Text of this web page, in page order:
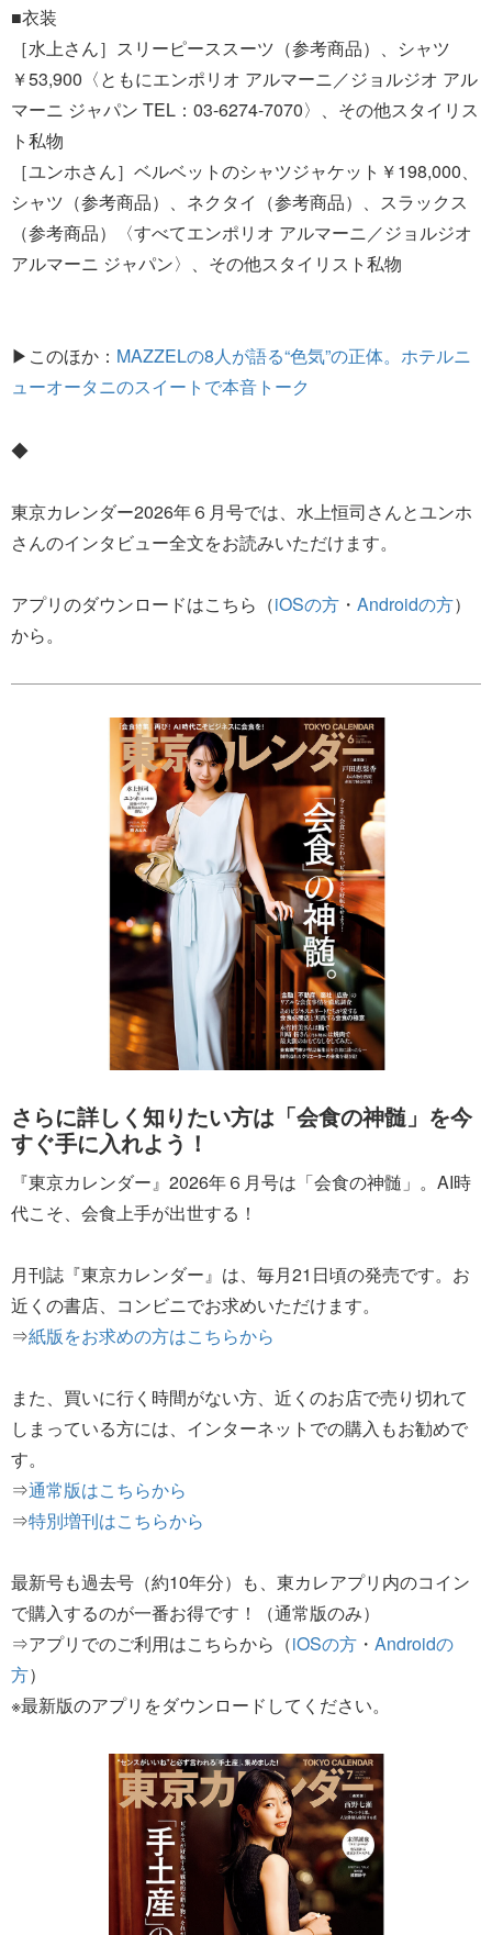
■衣装
［水上さん］スリーピーススーツ（参考商品）、シャツ
￥53,900〈ともにエンポリオ アルマーニ／ジョルジオ アル
マーニ ジャパン TEL：03-6274-7070〉、その他スタイリス
ト私物
［ユンホさん］ベルベットのシャツジャケット￥198,000、
シャツ（参考商品）、ネクタイ（参考商品）、スラックス
（参考商品）〈すべてエンポリオ アルマーニ／ジョルジオ
アルマーニ ジャパン〉、その他スタイリスト私物
▶このほか： MAZZELの8人が語る“色気”の正体。ホテルニ
ューオータニのスイートで本音トーク
◆
東京カレンダー2026年６月号では、水上恒司さんとユンホ
さんのインタビュー全文をお読みいただけます。
アプリのダウンロードはこちら（iOSの方 ・ Androidの方）
から。
さらに詳しく知りたい方は「会食の神髄」を今
すぐ手に入れよう！
『東京カレンダー』2026年６月号は「会食の神髄」。AI時
代こそ、会食上手が出世する！
月刊誌『東京カレンダー』は、毎月21日頃の発売です。お
近くの書店、コンビニでお求めいただけます。
⇒紙版をお求めの方はこちらから
また、買いに行く時間がない方、近くのお店で売り切れて
しまっている方には、インターネットでの購入もお勧めで
す。
⇒通常版はこちらから
⇒特別増刊はこちらから
最新号も過去号（約10年分）も、東カレアプリ内のコイン
で購入するのが一番お得です！（通常版のみ）
⇒アプリでのご利用はこちらから（iOSの方 ・ Androidの
方）
※最新版のアプリをダウンロードしてください。